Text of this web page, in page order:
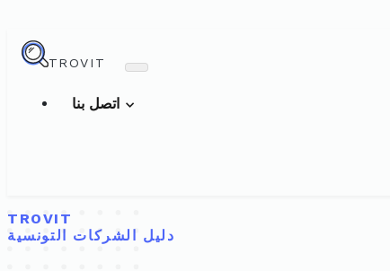
TROVIT
TROVIT
دليل الشركات التونسية